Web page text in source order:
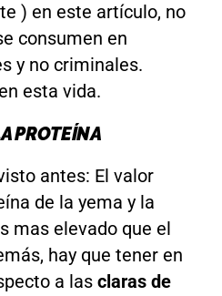
) en este artículo, no
consumen en
y no criminales.
esta vida.
PROTEÍNA
antes: El valor
de la yema y la
mas elevado que el
hay que tener en
a las claras de